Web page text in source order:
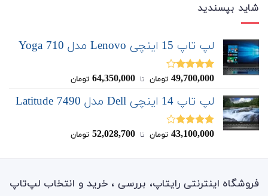
شاید بپسندید
لپ تاپ 15 اینچی Lenovo مدل Yoga 710
نمره
49,700,000 تومان ‌ تا ‌ 64,350,000 تومان
لپ تاپ 14 اینچی Dell مدل Latitude 7490
نمره
43,100,000 تومان ‌ تا ‌ 52,028,700 تومان
فروشگاه اینترنتی رایتاپ، بررسی ، خرید و انتخاب لپ‌تاپ